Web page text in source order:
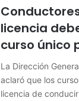
licencia
curso único
La Dirección
aclaró que los
licencia de